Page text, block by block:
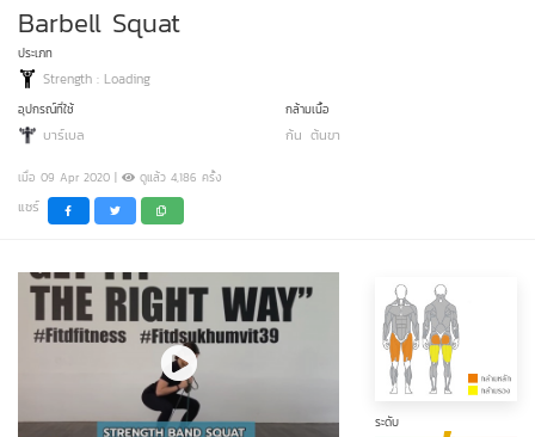
Barbell Squat
ประเภท
Strength : Loading
อุปกรณ์ที่ใช้
บาร์เบล
กล้ามเนื้อ
ก้น ต้นขา
เมื่อ 09 Apr 2020 | ดูแล้ว 4,186 ครั้ง
แชร์
ระดับ